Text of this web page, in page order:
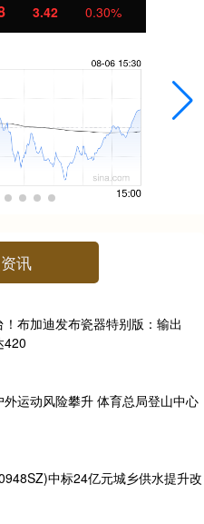
3.42 0.30%
讯
布加迪发布瓷器特别版：输出
420
运动风险攀升 体育总局登山中心
中标24亿元城乡供水提升改